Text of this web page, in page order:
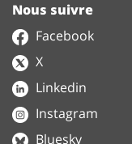
Nous suivre
Facebook
X
Linkedin
Instagram
Bluesky